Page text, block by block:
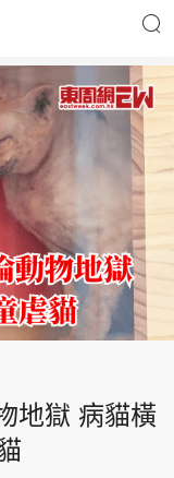
事財經
享生活
員活動
周專欄
地獄 病貓橫